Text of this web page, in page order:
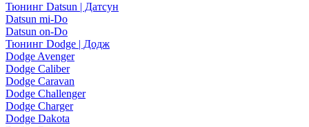
Тюнинг Datsun | Датсун
Datsun mi-Do
Datsun on-Do
Тюнинг Dodge | Додж
Dodge Avenger
Dodge Caliber
Dodge Caravan
Dodge Challenger
Dodge Charger
Dodge Dakota